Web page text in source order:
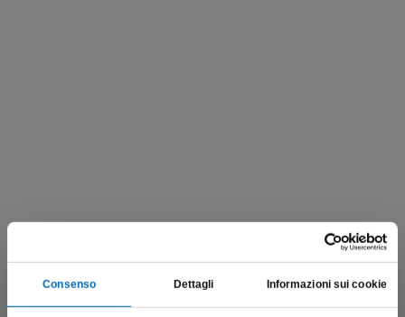
Consenso Dettagli Informazioni sui cookie